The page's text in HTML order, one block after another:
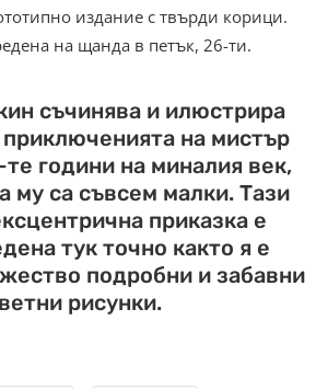
издание с твърди корици.
на щанда в петък, 26-ти.
съчинява и илюстрира
приключенията на мистър
години на миналия век,
му са съвсем малки. Тази
приказка е
тук точно както я е
подробни и забавни
рисунки.